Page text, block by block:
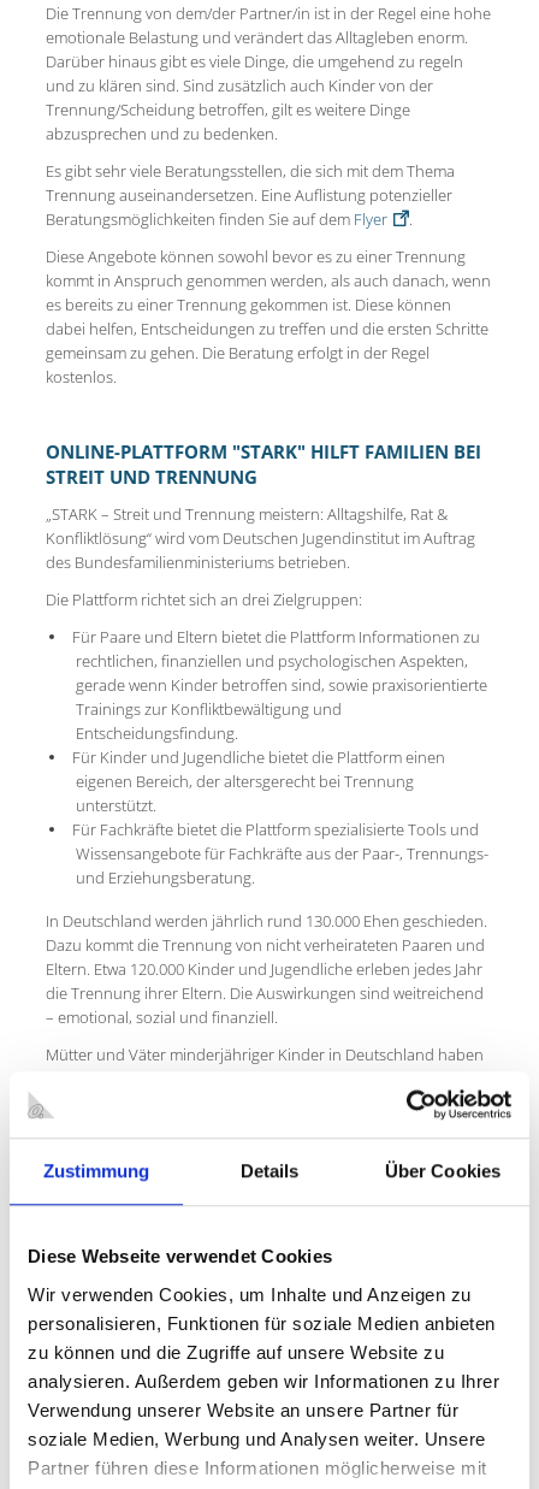
Zustimmung Details Über Cookies
Diese Webseite verwendet Cookies
Wir verwenden Cookies, um Inhalte und Anzeigen zu
personalisieren, Funktionen für soziale Medien anbieten
zu können und die Zugriffe auf unsere Website zu
analysieren. Außerdem geben wir Informationen zu Ihrer
Verwendung unserer Website an unsere Partner für
soziale Medien, Werbung und Analysen weiter. Unsere
Partner führen diese Informationen möglicherweise mit
Die Trennung von dem/der Partner/in ist in der Regel eine hohe
emotionale Belastung und verändert das Alltagleben enorm.
Darüber hinaus gibt es viele Dinge, die umgehend zu regeln
und zu klären sind. Sind zusätzlich auch Kinder von der
Trennung/Scheidung betroffen, gilt es weitere Dinge
abzusprechen und zu bedenken.
Es gibt sehr viele Beratungsstellen, die sich mit dem Thema
Trennung auseinandersetzen. Eine Auflistung potenzieller
Beratungsmöglichkeiten finden Sie auf dem Flyer
.
Diese Angebote können sowohl bevor es zu einer Trennung
kommt in Anspruch genommen werden, als auch danach, wenn
es bereits zu einer Trennung gekommen ist. Diese können
dabei helfen, Entscheidungen zu treffen und die ersten Schritte
gemeinsam zu gehen. Die Beratung erfolgt in der Regel
kostenlos.
ONLINE-PLATTFORM "STARK" HILFT FAMILIEN BEI
STREIT UND TRENNUNG
„STARK – Streit und Trennung meistern: Alltagshilfe, Rat &
Konfliktlösung“ wird vom Deutschen Jugendinstitut im Auftrag
des Bundesfamilienministeriums betrieben.
Die Plattform richtet sich an drei Zielgruppen:
Für Paare und Eltern bietet die Plattform Informationen zu
rechtlichen, finanziellen und psychologischen Aspekten,
gerade wenn Kinder betroffen sind, sowie praxisorientierte
Trainings zur Konfliktbewältigung und
Entscheidungsfindung.
Für Kinder und Jugendliche bietet die Plattform einen
eigenen Bereich, der altersgerecht bei Trennung
unterstützt.
Für Fachkräfte bietet die Plattform spezialisierte Tools und
Wissensangebote für Fachkräfte aus der Paar-, Trennungs-
und Erziehungsberatung.
In Deutschland werden jährlich rund 130.000 Ehen geschieden.
Dazu kommt die Trennung von nicht verheirateten Paaren und
Eltern. Etwa 120.000 Kinder und Jugendliche erleben jedes Jahr
die Trennung ihrer Eltern. Die Auswirkungen sind weitreichend
– emotional, sozial und finanziell.
Mütter und Väter minderjähriger Kinder in Deutschland haben
Rechtsanspruch auf Beratung zu Partnerschaft, Trennung oder
zeigen, dass die allermeisten Paare auf der Suche nach
Beratung zunächst online recherchieren. Mit der STARK-
Angeboten reagiert.
Die Plattform ist kostenfrei zugänglich unter
www.stark-
familie.info
PLÖTZLICH VERWITWET - WO FINDE ICH HILFE?